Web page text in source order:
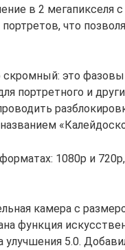
в 2 мегапикселя
что
это
портретного и
1080р и
камера с
функция
улучшения 5.0.